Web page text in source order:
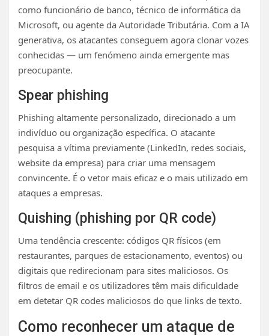
como funcionário de banco, técnico de informática da
Microsoft, ou agente da Autoridade Tributária. Com a IA
generativa, os atacantes conseguem agora clonar vozes
conhecidas — um fenómeno ainda emergente mas
preocupante.
Spear phishing
Phishing altamente personalizado, direcionado a um
indivíduo ou organização específica. O atacante
pesquisa a vítima previamente (LinkedIn, redes sociais,
website da empresa) para criar uma mensagem
convincente. É o vetor mais eficaz e o mais utilizado em
ataques a empresas.
Quishing (phishing por QR code)
Uma tendência crescente: códigos QR físicos (em
restaurantes, parques de estacionamento, eventos) ou
digitais que redirecionam para sites maliciosos. Os
filtros de email e os utilizadores têm mais dificuldade
em detetar QR codes maliciosos do que links de texto.
Como reconhecer um ataque de